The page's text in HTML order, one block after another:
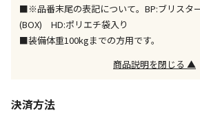
設置工事代金も含まれた商品です
決定となります。
■※品番末尾の表記について。BP:ブリスタ
(BOX) HD:ポリエチ袋入り
■装備体重100kgまでの方用です。
商品説明を閉じる ▲
決済方法